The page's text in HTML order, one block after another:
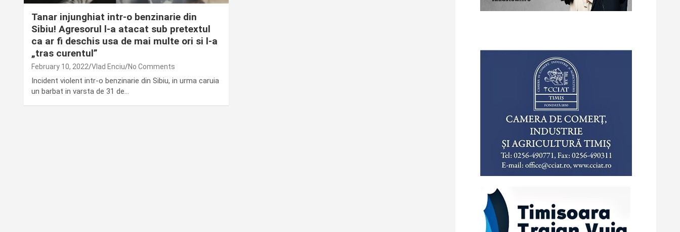
Tanar injunghiat intr-o benzinarie din
Sibiu! Agresorul l-a atacat sub pretextul
ca ar fi deschis usa de mai multe ori si l-a
„tras curentul”
February 10, 2022 Vlad Enciu No Comments
Incident violent intr-o benzinarie din Sibiu, in urma caruia
un barbat in varsta de 31 de…